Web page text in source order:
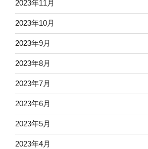
2023年11月
2023年10月
2023年9月
2023年8月
2023年7月
2023年6月
2023年5月
2023年4月